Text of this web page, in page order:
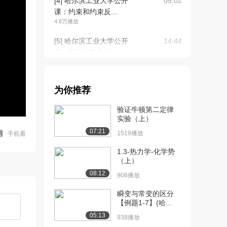
手机看
课：约束和约束反...
4.8万播放
[5] 哈尔滨工业大学公开
14:44
课：受力分析和受...
[7] 哈尔滨工业大学公开
课：二力构件
[8] 哈尔滨工业大学公开
课：画受力图练习
[9] 哈尔滨工业大学公开
课：力学模型和力...
06:49
为你推荐
07:21
验证牛顿第二定律
实验（上）
1519播放
08:12
1.3-热力学-化学势
（上）
906播放
05:13
瞬变与常变的区分
【例题1-7】(哈...
938播放